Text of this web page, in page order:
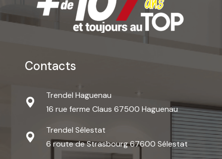
Contacts
Trendel Haguenau
16 rue ferme Claus 67500 Haguenau
Trendel Sélestat
6 route de Strasbourg 67600 Sélestat